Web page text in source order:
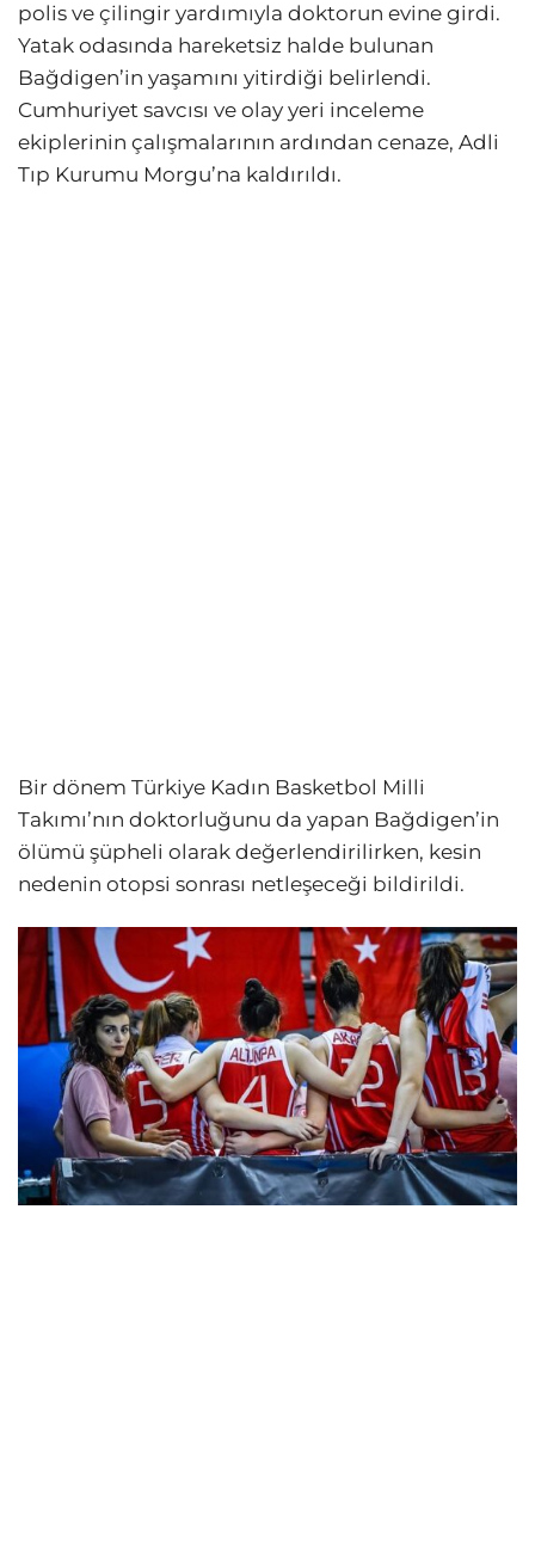
polis ve çilingir yardımıyla doktorun evine girdi.
Yatak odasında hareketsiz halde bulunan
Bağdigen’in yaşamını yitirdiği belirlendi.
Cumhuriyet savcısı ve olay yeri inceleme
ekiplerinin çalışmalarının ardından cenaze, Adli
Tıp Kurumu Morgu’na kaldırıldı.
Bir dönem Türkiye Kadın Basketbol Milli
Takımı’nın doktorluğunu da yapan Bağdigen’in
ölümü şüpheli olarak değerlendirilirken, kesin
nedenin otopsi sonrası netleşeceği bildirildi.